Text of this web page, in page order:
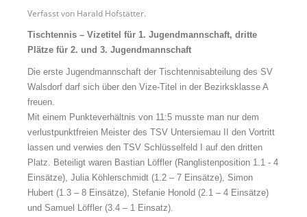
Verfasst von Harald Hofstätter.
Tischtennis – Vizetitel für 1. Jugendmannschaft, dritte
Plätze für 2. und 3. Jugendmannschaft
Die erste Jugendmannschaft der Tischtennisabteilung des SV
Walsdorf darf sich über den Vize-Titel in der Bezirksklasse A
freuen.
Mit einem Punkteverhältnis von 11:5 musste man nur dem
verlustpunktfreien Meister des TSV Untersiemau II den Vortritt
lassen und verwies den TSV Schlüsselfeld I auf den dritten
Platz.
Beteiligt waren Bastian Löffler (Ranglistenposition 1.1 - 4
Einsätze), Julia Köhlerschmidt (1.2 – 7 Einsätze), Simon
Hubert (1.3 – 8 Einsätze), Stefanie Honold (2.1 – 4 Einsätze)
und Samuel Löffler (3.4 – 1 Einsatz).